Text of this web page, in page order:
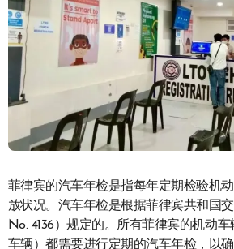
菲律宾的汽车年检是指每年定期检验机
放状况。汽车年检是根据菲律宾共和国
No. 4136）规定的。所有菲律宾的机动
车辆）都需要进行定期的汽车年检，以